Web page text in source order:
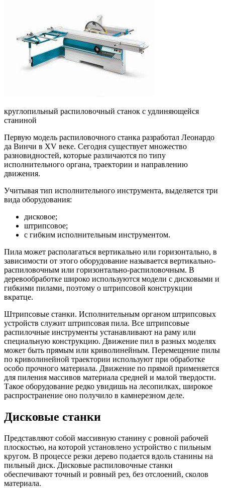
круглопильный распиловочный станок с удлиняющейся
станиной
Первую модель распиловочного станка разработал Леонардо
да Винчи в XV веке. Сегодня существует множество
разновидностей, которые различаются по типу
исполнительного органа, траектории и направлению
движения.
Учитывая тип исполнительного инструмента, выделяется три
вида оборудования:
дисковое;
штрипсовое;
с гибким исполнительным инструментом.
Пила может располагаться вертикально или горизонтально, в
зависимости от этого оборудование называется вертикально-
распиловочным или горизонтально-распиловочным. В
деревообработке широко используются модели с дисковыми и
гибкими пилами, поэтому о штрипсовой конструкции
вкратце.
Штрипсовые станки. Исполнительным органом штрипсовых
устройств служит штрипсовая пила. Все штрипсовые
распилочные инструменты устанавливают на раму или
специальную конструкцию. Движение пил в разных моделях
может быть прямым или криволинейным. Перемещение пилы
по криволинейной траектории используют при обработке
особо прочного материала. Движение по прямой применяется
для пиления массивов материала средней и малой твердости.
Такое оборудование редко увидишь на лесопилках, широкое
распространение оно получило в камнерезном деле.
Дисковые станки
Представляют собой массивную станину с ровной рабочей
плоскостью, на которой установлено устройство с пильным
кругом. В процессе резки дерево подается вдоль станины на
пильный диск. Дисковые распиловочные станки
обеспечивают точный и ровный рез, без отслоений, сколов
материала.